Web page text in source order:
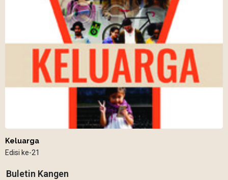
Keluarga
Edisi ke-21
Buletin Kangen